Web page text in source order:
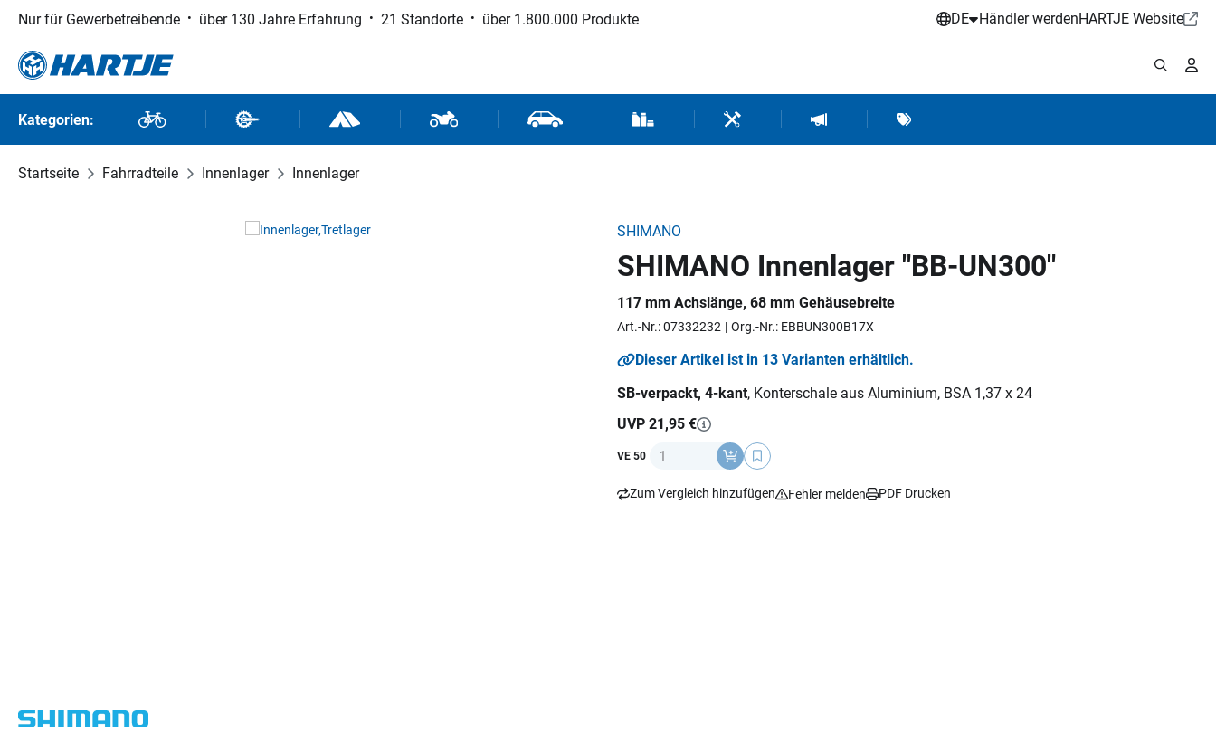
Hauptinhalt springen
Zur Suche springen
Zur Hauptnavigation springen
Nur für Gewerbetreibende über 130 Jahre Erfahrung 21 Standorte über 1.800.000 Produkte DE Händler werdenHARTJE Website
Kategorien: Fahrräder Fahrradteile Outdoor und SportMotorrad- und RollerteileFahrzeugteile und ZubehörVerbrauchsmaterial / Werkstattbedarf
Werkzeuge / Werkstattausrüstung
Hartje MarketingMarken
Startseite Fahrradteile Innenlager Innenlager
SHIMANO
SHIMANO Innenlager "BB-UN300"
117 mm Achslänge, 68 mm Gehäusebreite
Art.-Nr.: 07332232 Org.-Nr.: EBBUN300B17X
Dieser Artikel ist in 13 Varianten erhältlich.
SB-verpackt, 4-kant, Konterschale aus Aluminium, BSA 1,37 x 24
UVP 21,95 €
VE 50 Anzahl
Zum Vergleich hinzufügen Fehler melden PDF Drucken